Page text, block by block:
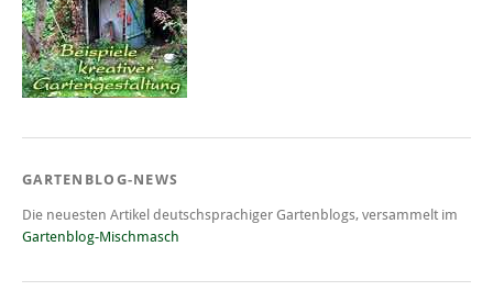
GARTENBLOG-NEWS
Die neuesten Artikel deutschsprachiger Gartenblogs, versammelt im
Gartenblog-Mischmasch